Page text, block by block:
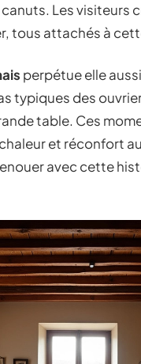
Les visiteurs
tous attachés à
perpétue elle
typiques des
table. Ces
et réconfort
avec cette